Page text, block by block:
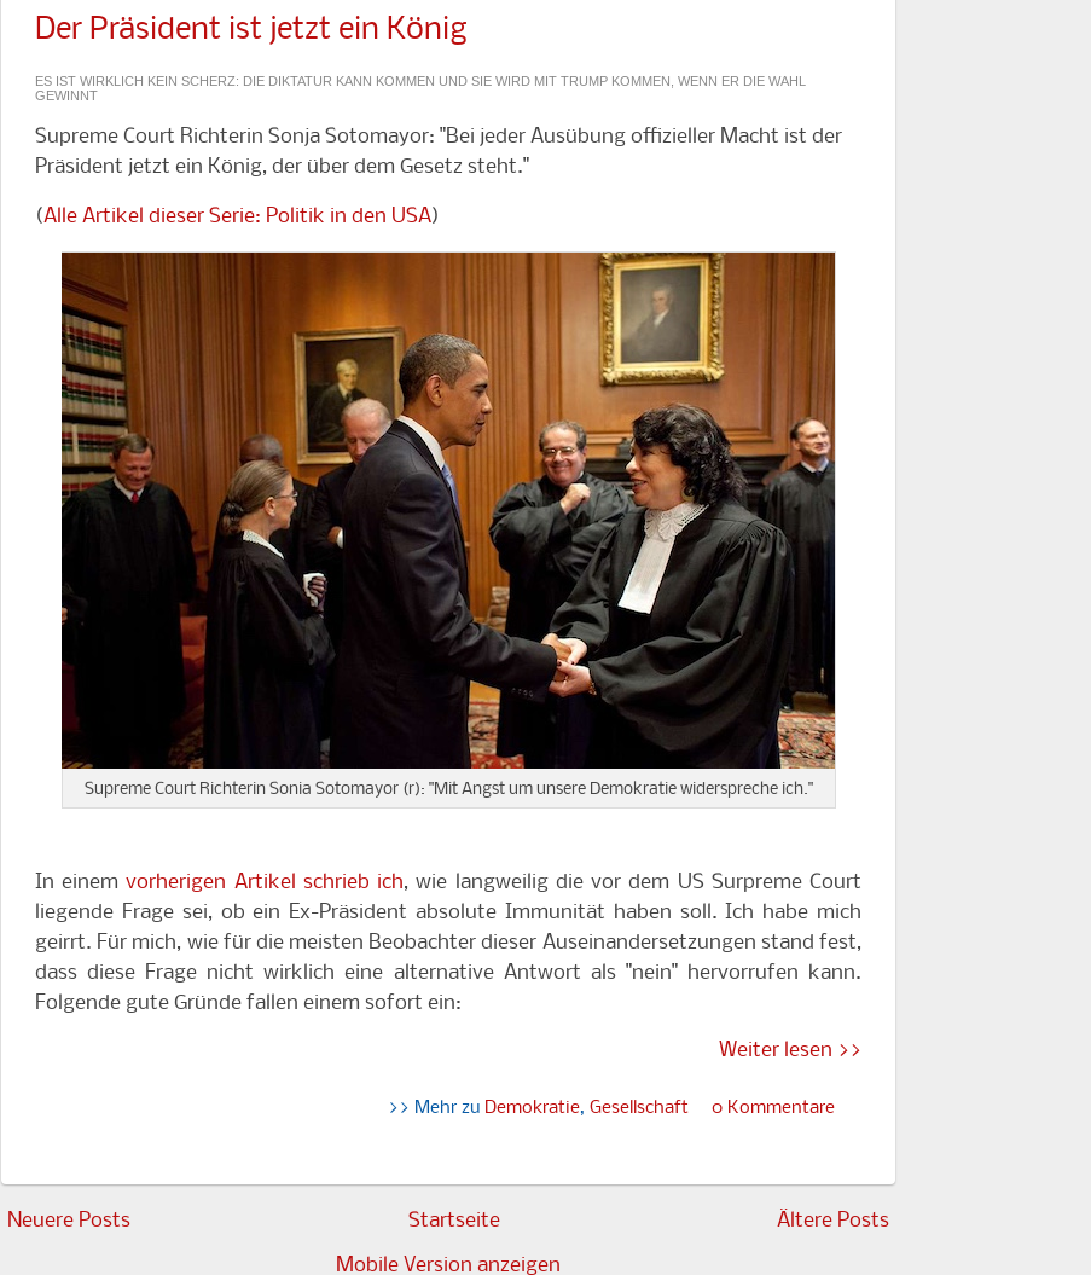
Der Präsident ist jetzt ein König
ES IST WIRKLICH KEIN SCHERZ: DIE DIKTATUR KANN KOMMEN UND SIE WIRD MIT TRUMP KOMMEN, WENN ER DIE WAHL
GEWINNT
Supreme Court Richterin Sonja Sotomayor: "Bei jeder Ausübung offizieller Macht ist der
Präsident jetzt ein König, der über dem Gesetz steht."
(Alle Artikel dieser Serie: Politik in den USA)
Supreme Court Richterin Sonia Sotomayor (r): "Mit Angst um unsere Demokratie widerspreche ich."
In einemvorherigen Artikel schrieb ich, wie langweilig die vor dem US Surpreme Court
liegende Frage sei, ob ein Ex-Präsident absolute Immunität haben soll. Ich habe mich
geirrt. Für mich, wie für die meisten Beobachter dieser Auseinandersetzungen stand fest,
dass diese Frage nicht wirklich eine alternative Antwort als "nein" hervorrufen kann.
Folgende gute Gründe fallen einem sofort ein:
Weiter lesen >>
>> Mehr zu Demokratie,Gesellschaft 0 Kommentare
Neuere Posts Ältere Posts
Startseite
Mobile Version anzeigen